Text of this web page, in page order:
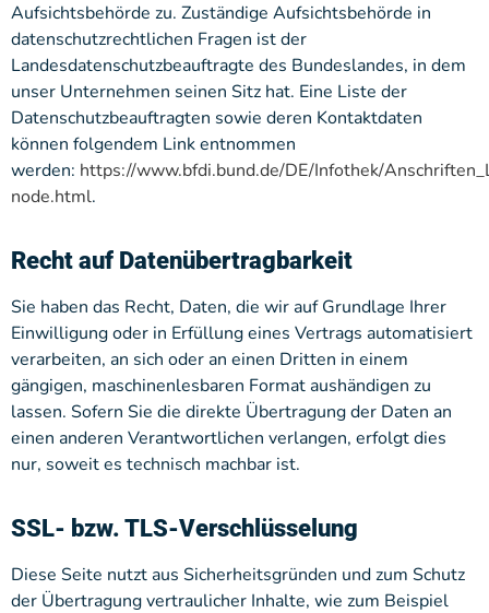
Aufsichtsbehörde zu. Zuständige Aufsichtsbehörde in
datenschutzrechtlichen Fragen ist der
Landesdatenschutzbeauftragte des Bundeslandes, in dem
unser Unternehmen seinen Sitz hat. Eine Liste der
Datenschutzbeauftragten sowie deren Kontaktdaten
können folgendem Link entnommen
werden: https://www.bfdi.bund.de/DE/Infothek/
node.html.
Recht auf Datenübertragbarkeit
Sie haben das Recht, Daten, die wir auf Grundlage Ihrer
Einwilligung oder in Erfüllung eines Vertrags automatisiert
verarbeiten, an sich oder an einen Dritten in einem
gängigen, maschinenlesbaren Format aushändigen zu
lassen. Sofern Sie die direkte Übertragung der Daten an
einen anderen Verantwortlichen verlangen, erfolgt dies
nur, soweit es technisch machbar ist.
SSL- bzw. TLS-Verschlüsselung
Diese Seite nutzt aus Sicherheitsgründen und zum Schutz
der Übertragung vertraulicher Inhalte, wie zum Beispiel